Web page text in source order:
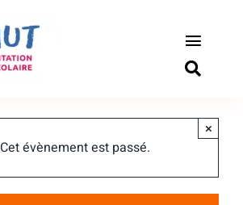
Toggle
Outils
Qui
Cet évènement est passé.
×